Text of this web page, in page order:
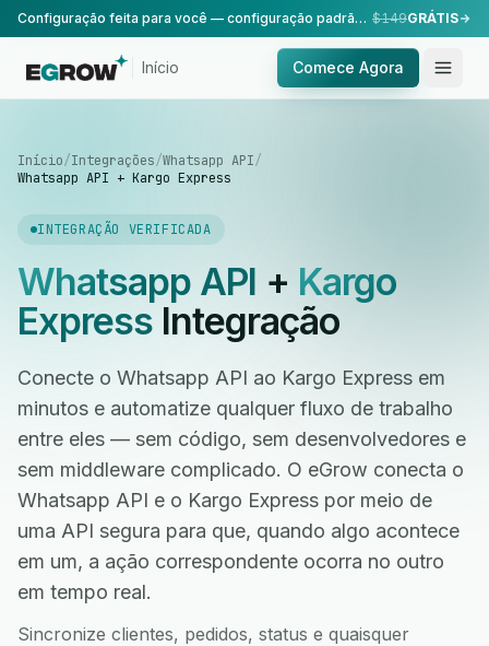
Configuração feita para você — configuração padrão, realizada pela nossa equipe. $149GRÁTIS
Início Comece Agora
Início/Integrações/Whatsapp API/
Whatsapp API + Kargo Express
INTEGRAÇÃO VERIFICADA
Whatsapp API + Kargo
ExpressIntegração
Conecte o Whatsapp API ao Kargo Express em
minutos e automatize qualquer fluxo de trabalho
entre eles — sem código, sem desenvolvedores e
sem middleware complicado. O eGrow conecta o
Whatsapp API e o Kargo Express por meio de
uma API segura para que, quando algo acontece
em um, a ação correspondente ocorra no outro
em tempo real.
Sincronize clientes, pedidos, status e quaisquer